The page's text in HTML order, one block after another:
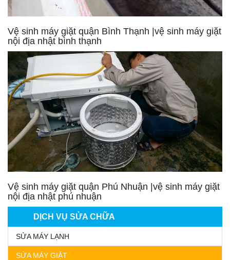
DỊCH VỤ SỬA CHỮA
SỬA MÁY LẠNH
SỬA MÁY GIẶT
Vệ sinh máy giặt quận Bình Thạnh |vệ sinh máy giặt
nội địa nhật bình thạnh
Vệ sinh máy giặt quận Phú Nhuận |vệ sinh máy giặt
nội địa nhật phú nhuận